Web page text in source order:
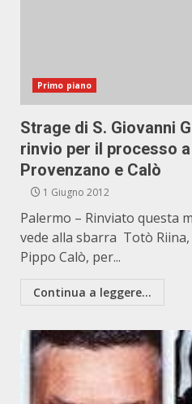
Primo piano
Strage di S. Giovanni
rinvio per il processo
Provenzano e Calò
1 Giugno 2012
Palermo – Rinviato questa
vede alla sbarra Totò
Pippo Calò, per...
Continua a leggere...